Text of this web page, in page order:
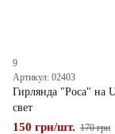
9
Артикул: 02403
Гирлянда "Роса" на
свет
150 грн/шт. 170 грн